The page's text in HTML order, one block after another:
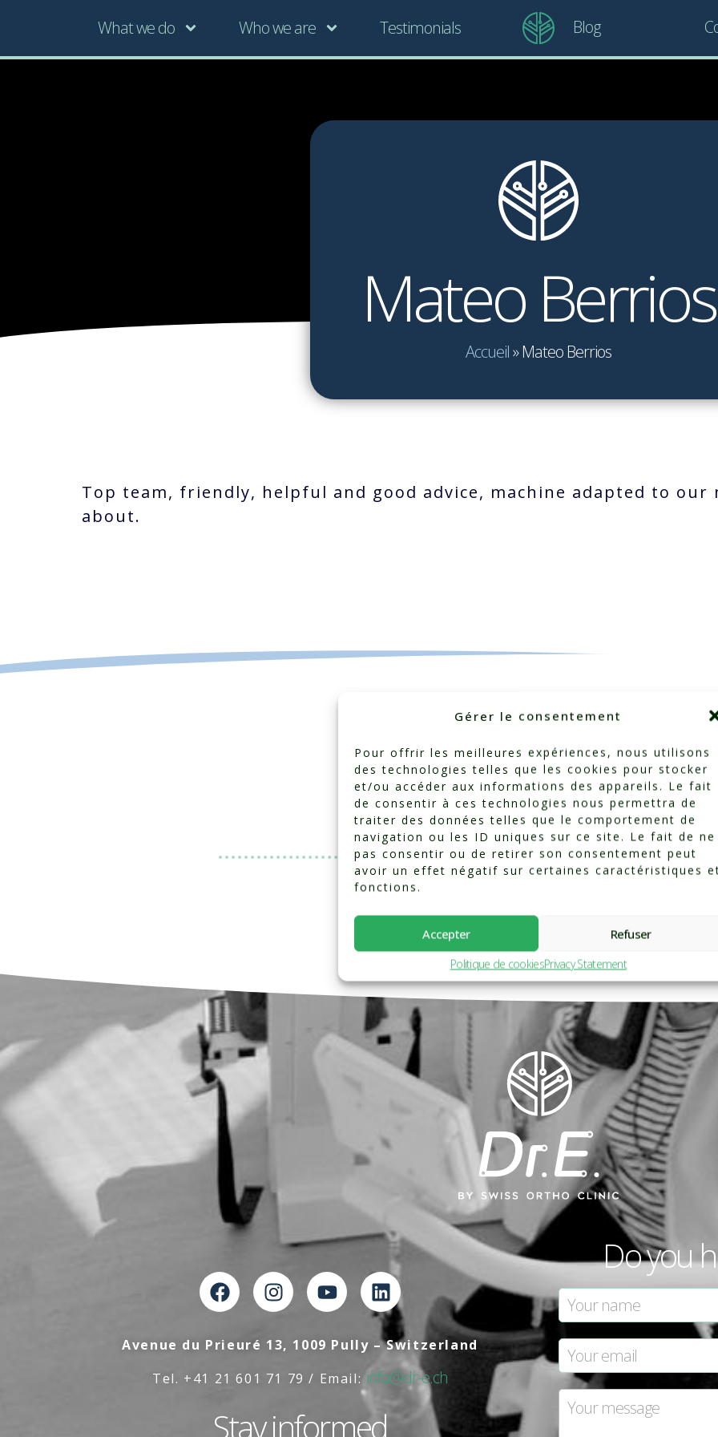
Gérer le consentement
Pour offrir les meilleures expériences, nous utilisons
des technologies telles que les cookies pour stocker
et/ou accéder aux informations des appareils. Le fait
de consentir à ces technologies nous permettra de
traiter des données telles que le comportement de
navigation ou les ID uniques sur ce site. Le fait de ne
pas consentir ou de retirer son consentement peut
avoir un effet négatif sur certaines caractéristiques
fonctions.
Accepter Refuser
Politique de cookiesPrivacy Statement
What we do Who we are Testimonials Blog
Mateo Berrios
Accueil»Mateo Berrios
Top team, friendly, helpful and good advice, machine adapted to
about.
Categorized in:Testimonials
Avenue du Prieuré 13, 1009 Pully – Switzerland
Tel. +41 21 601 71 79 / Email: info@dr-e.ch
Stay informed
Do you